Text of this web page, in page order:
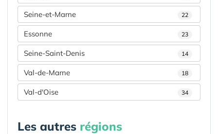
Seine-et-Marne 22
Essonne 23
Seine-Saint-Denis 14
Val-de-Marne 18
Val-d'Oise 34
Les autres régions